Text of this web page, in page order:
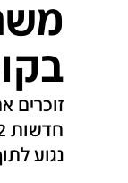
זוכרים
נגוע